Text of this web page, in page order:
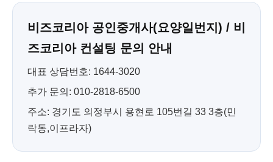
비즈코리아 공인중개사(요양일번지) / 비
즈코리아 컨설팅 문의 안내
대표 상담번호: 1644-3020
추가 문의: 010-2818-6500
주소: 경기도 의정부시 용현로 105번길 33 3층(민
락동,이프라자)